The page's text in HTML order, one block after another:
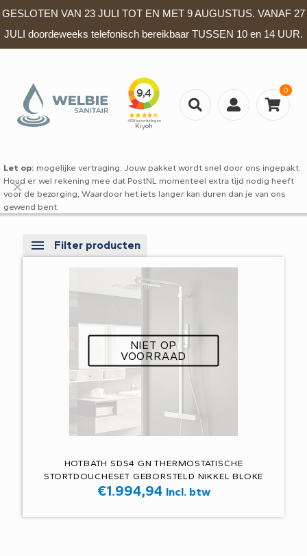
GESLOTEN VAN 23 JULI TOT EN MET 9 AUGUSTUS. VANAF 27
JULI doordeweeks telefonisch bereikbaar TUSSEN 10 en 14 UUR.
0
Let op: mogelijke vertraging: Jouw pakket wordt snel door ons ingepakt.
Houd er wel rekening mee dat PostNL momenteel extra tijd nodig heeft
voor de bezorging, Waardoor het iets langer kan duren dan je van ons
gewend bent.
✕
Filter producten
NIET OP
VOORRAAD
HOTBATH SDS4 GN THERMOSTATISCHE
STORTDOUCHESET GEBORSTELD NIKKEL BLOKE
€1.994,94 Incl. btw